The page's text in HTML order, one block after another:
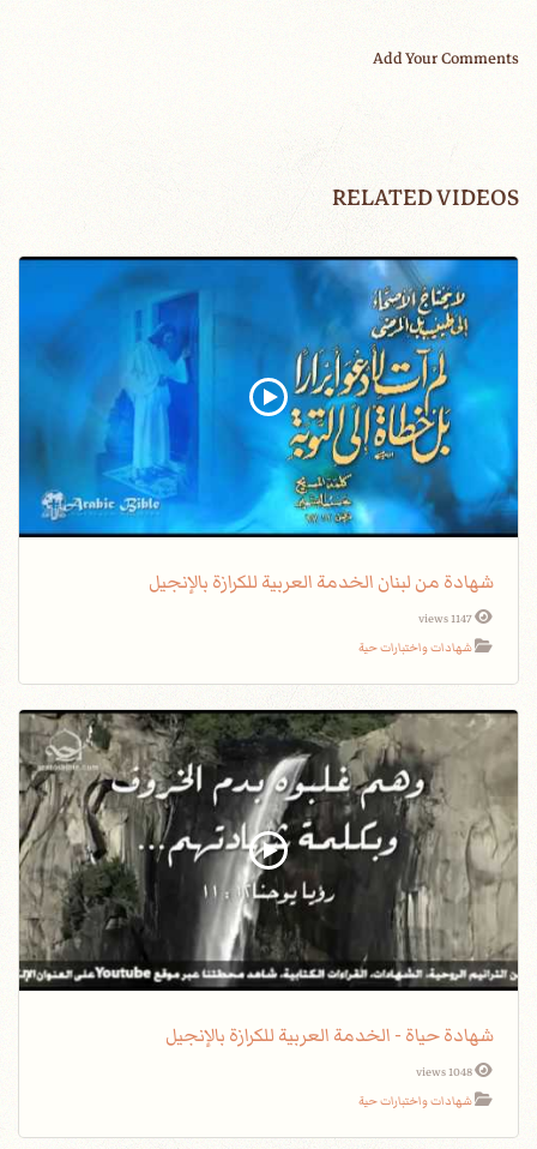
Add Your Comments
RELATED VIDEOS
شهادة من لبنان الخدمة العربية للكرازة بالإنجيل
1147 views
شهادات واختبارات حية
شهادة حياة - الخدمة العربية للكرازة بالإنجيل
1048 views
شهادات واختبارات حية